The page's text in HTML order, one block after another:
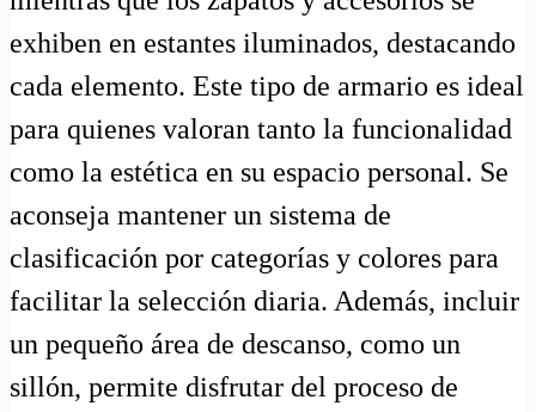
exhiben en estantes iluminados, destacando
cada elemento. Este tipo de armario es ideal
para quienes valoran tanto la funcionalidad
como la estética en su espacio personal. Se
aconseja mantener un sistema de
clasificación por categorías y colores para
facilitar la selección diaria. Además, incluir
un pequeño área de descanso, como un
sillón, permite disfrutar del proceso de